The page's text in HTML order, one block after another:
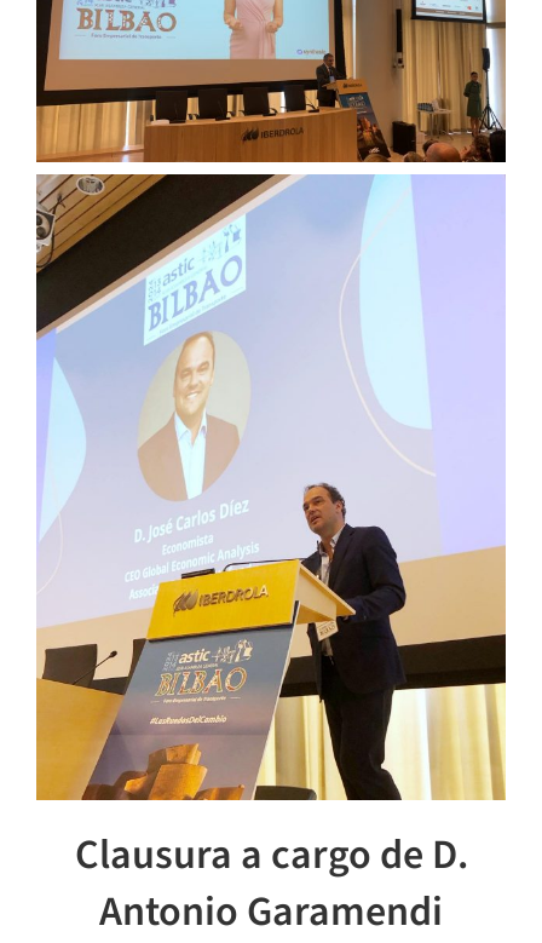
Clausura a cargo de D.
Antonio Garamendi